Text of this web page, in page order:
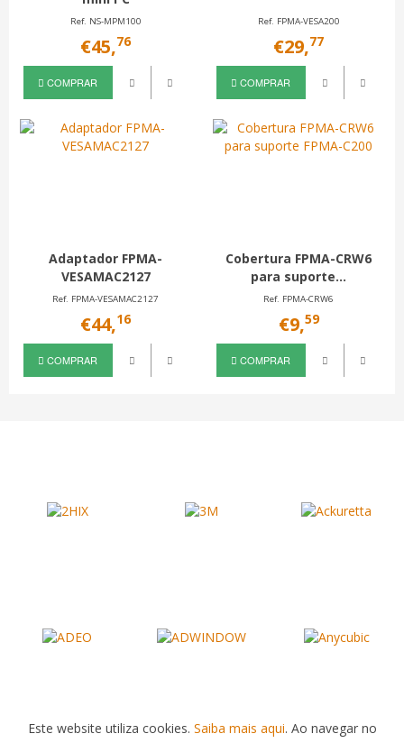
Ref. NS-MPM100
€45,76
COMPRAR
Ref. FPMA-VESA200
€29,77
COMPRAR
Adaptador FPMA-
VESAMAC2127
Ref. FPMA-VESAMAC2127
€44,16
COMPRAR
Cobertura FPMA-CRW6
para suporte...
Ref. FPMA-CRW6
€9,59
COMPRAR
Este website utiliza cookies. Saiba mais aqui. Ao navegar no